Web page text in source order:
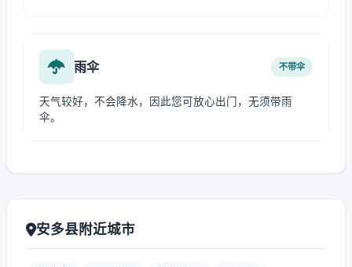
雨伞 不带伞
天气较好，不会降水，因此您可放心出门，无须带雨
伞。
安多县附近城市